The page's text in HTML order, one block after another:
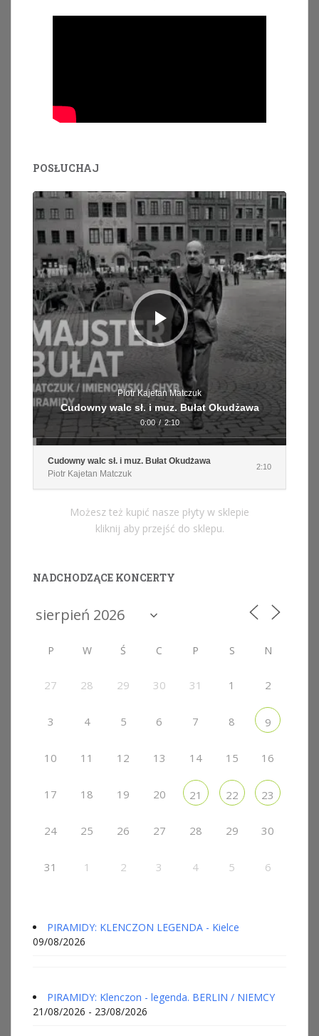
POSŁUCHAJ
Odtwarzacz
dźwiękowych
Piotr Kajetan Matczuk
Cudowny walc sł. i muz. Bułat Okudżawa
0:00 / 2:10
Cudowny walc sł. i muz. Bułat Okudżawa
Piotr Kajetan Matczuk
2:10
Możesz też kupić nasze płyty w sklepie
kliknij aby przejść do sklepu.
NADCHODZĄCE KONCERTY
P W Ś C P S N
27 28 29 30 31 1 2
3 4 5 6 7 8 9
10 11 12 13 14 15 16
17 18 19 20 21 22 23
24 25 26 27 28 29 30
31 1 2 3 4 5 6
PIRAMIDY: KLENCZON LEGENDA - Kielce
09/08/2026
PIRAMIDY: Klenczon - legenda. BERLIN / NIEMCY
21/08/2026 - 23/08/2026